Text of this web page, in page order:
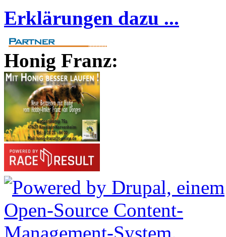
Erklärungen dazu ...
Honig Franz: